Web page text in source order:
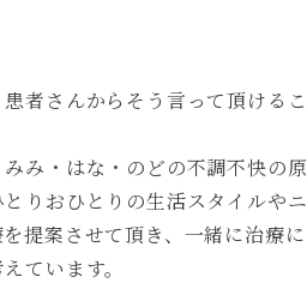
者さんからそう言って頂けるこ
み・はな・のどの不調不快の原
りおひとりの生活スタイルやニ
提案させて頂き、一緒に治療に
ています。